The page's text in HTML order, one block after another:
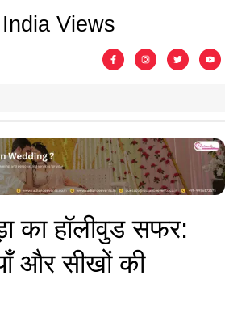
India Views
का हॉलीवुड सफर:
और सीखों की